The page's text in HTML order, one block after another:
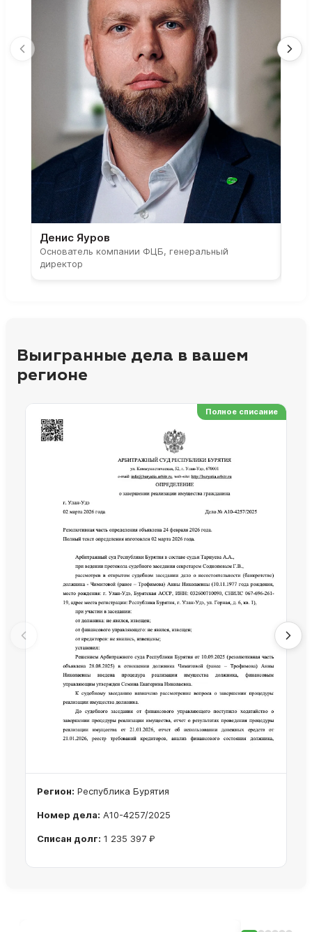
Денис Яуров
Основатель компании ФЦБ, генеральный
директор
Выигранные дела в вашем
регионе
Полное списание
Регион: Республика Бурятия
Номер дела: А10-4257/2025
Списан долг: 1 235 397 ₽